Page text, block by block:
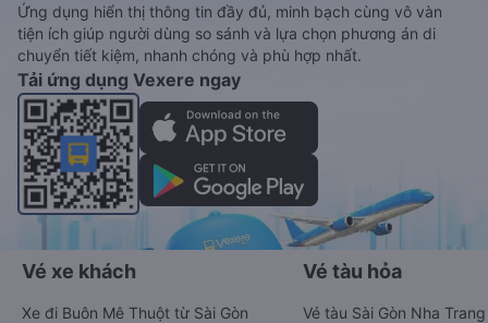
Ứng dụng hiển thị thông tin đầy đủ, minh bạch cùng vô vàn
tiện ích giúp người dùng so sánh và lựa chọn phương án di
chuyển tiết kiệm, nhanh chóng và phù hợp nhất.
Tải ứng dụng Vexere ngay
Vé xe khách
Xe đi Buôn Mê Thuột từ Sài Gòn
Vé tàu hỏa
Vé tàu Sài Gòn Nha Trang